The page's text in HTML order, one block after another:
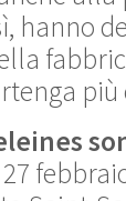
hanno